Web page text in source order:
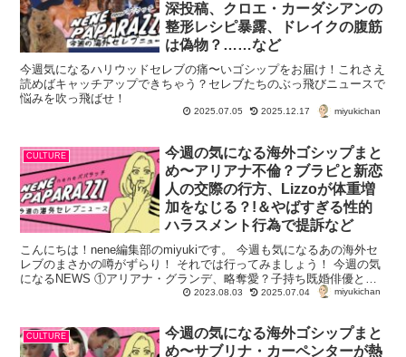
深投稿、クロエ・カーダシアンの
整形レシピ暴露、ドレイクの腹筋
は偽物？……など
今週気になるハリウッドセレブの痛〜いゴシップをお届け！これさえ
読めばキャッチアップできちゃう？セレブたちのぶっ飛びニュースで
悩みを吹っ飛ばせ！
2025.07.05 2025.12.17 miyukichan
CULTURE
今週の気になる海外ゴシップまと
め〜アリアナ不倫？ブラピと新恋
人の交際の行方、Lizzoが体重増
加をなじる？!＆やばすぎる性的
ハラスメント行為で提訴など
こんにちは！nene編集部のmiyukiです。 今週も気になるあの海外セ
レブのまさかの噂がずらり！ それでは行ってみましょう！ 今週の気
になるNEWS ①アリアナ・グランデ、略奪愛？子持ち既婚俳優との
2023.08.03 2025.07.04 miyukichan
CULTURE
今週の気になる海外ゴシップまと
め〜サブリナ・カーペンターが熱